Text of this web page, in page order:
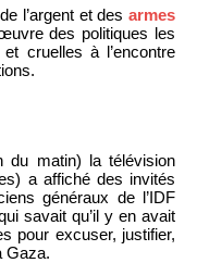
l’argent et des armes
des politiques les
cruelles à l’encontre
du matin) la télévision
a affiché des invités
généraux de l’IDF
savait qu’il y en avait
pour excuser, justifier,
Gaza.